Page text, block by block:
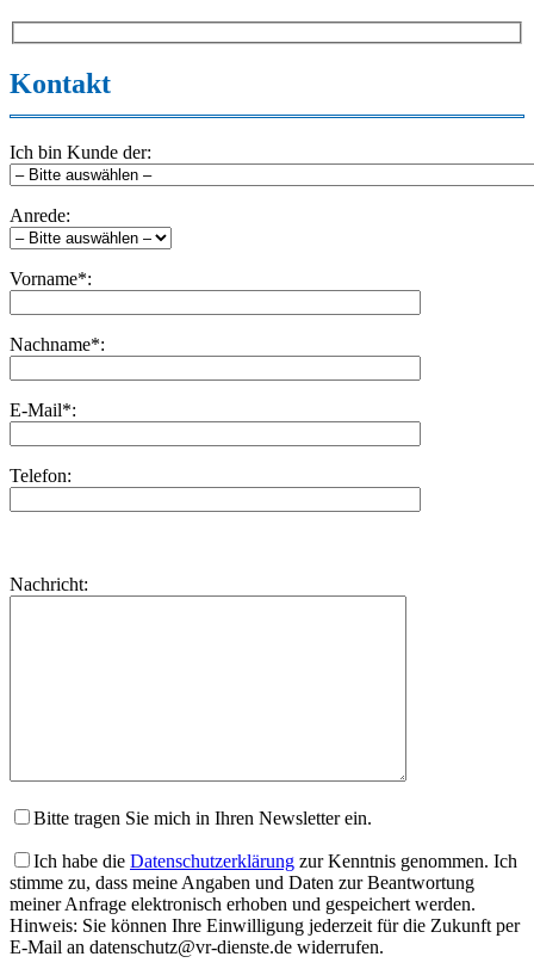
Kontakt
Ich bin Kunde der:
Anrede:
Vorname*:
Nachname*:
E-Mail*:
Telefon:
dieses
lasse
Nachricht:
Bitte tragen Sie mich in Ihren Newsletter ein.
Ich habe die Datenschutzerklärung zur Kenntnis genommen. Ich
stimme zu, dass meine Angaben und Daten zur Beantwortung
meiner Anfrage elektronisch erhoben und gespeichert werden.
Hinweis: Sie können Ihre Einwilligung jederzeit für die Zukunft per
E-Mail an datenschutz@vr-dienste.de widerrufen.